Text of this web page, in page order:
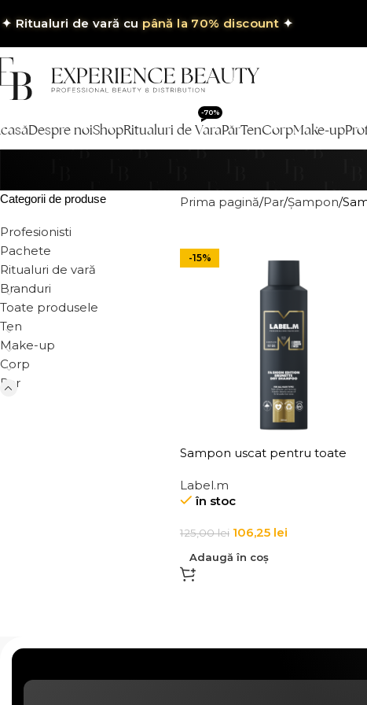
✦ Ritualuri de vară cupână la 70% discount ✦
Despre noiShopRitualuri de Vara
-70%
PărTenCorpMake-up
Categorii de produse
Profesionisti
Pachete
Ritualuri de vară
Branduri
Toate produsele
Ten
Make-up
Corp
Par
Prima pagină Par Șampon
-15%
Sampon uscat pentru toate
Edition Brunette Dry Shampoo
Label.m
în stoc
125,00lei 106,25 lei
Adaugă în coș